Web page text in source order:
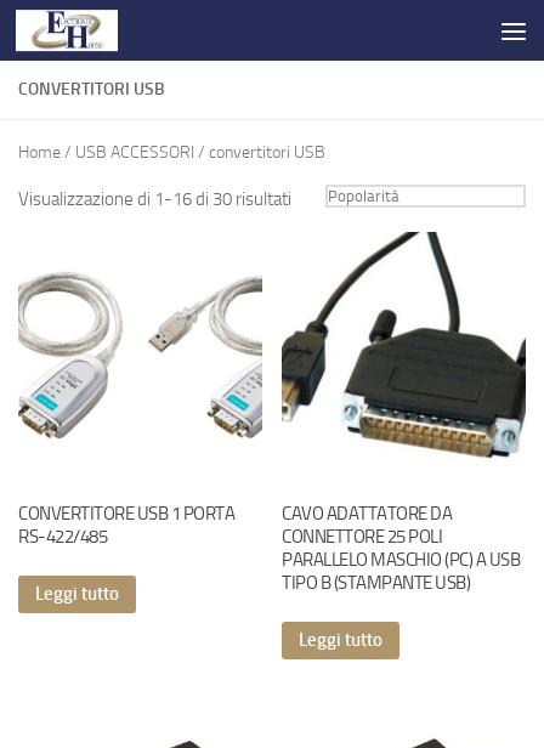
Salta al contenuto
CONVERTITORI USB
Home/ USB ACCESSORI / convertitori USB
Visualizzazione di 1-16 di 30 risultati
CONVERTITORE USB 1 PORTA
RS-422/485
Leggi tutto
CAVO ADATTATORE DA
CONNETTORE 25 POLI
PARALLELO MASCHIO (PC) A USB
TIPO B (STAMPANTE USB)
Leggi tutto